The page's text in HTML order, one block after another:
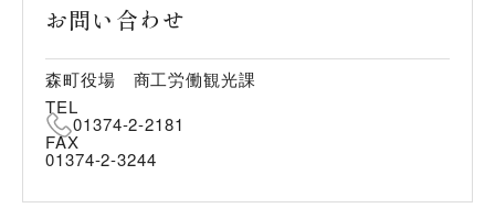
お問い合わせ
森町役場 商工労働観光課
TEL
01374-2-2181
FAX
01374-2-3244